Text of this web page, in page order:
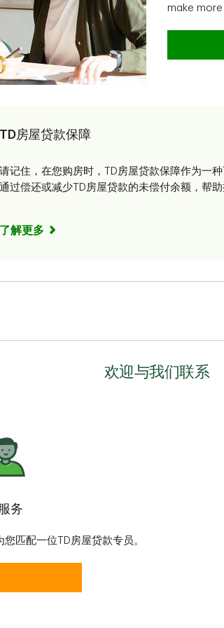
make
房屋贷款保障
记住，在您购房时，TD房屋贷款保障作为一
过偿还或减少TD房屋贷款的未偿付余额，帮助
解更多
欢迎与我们联系
务
匹配一位TD房屋贷款专员。